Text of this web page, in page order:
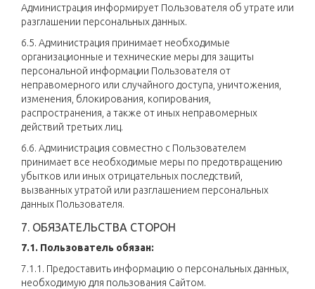
Администрация информирует Пользователя об утрате или
разглашении персональных данных.
6.5. Администрация принимает необходимые
организационные и технические меры для защиты
персональной информации Пользователя от
неправомерного или случайного доступа, уничтожения,
изменения, блокирования, копирования,
распространения, а также от иных неправомерных
действий третьих лиц.
6.6. Администрация совместно с Пользователем
принимает все необходимые меры по предотвращению
убытков или иных отрицательных последствий,
вызванных утратой или разглашением персональных
данных Пользователя.
7. ОБЯЗАТЕЛЬСТВА СТОРОН
7.1. Пользователь обязан:
7.1.1. Предоставить информацию о персональных данных,
необходимую для пользования Сайтом.